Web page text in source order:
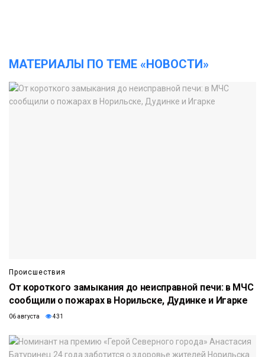
МАТЕРИАЛЫ ПО ТЕМЕ «НОВОСТИ»
Происшествия
От короткого замыкания до неисправной печи: в МЧС
сообщили о пожарах в Норильске, Дудинке и Игарке
06 августа 431